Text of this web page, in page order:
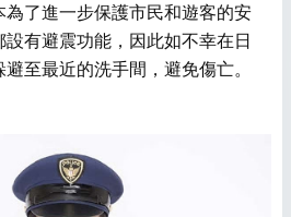
了進一步保護市民和遊客的安
有避震功能，因此如不幸在日
至最近的洗手間，避免傷亡。